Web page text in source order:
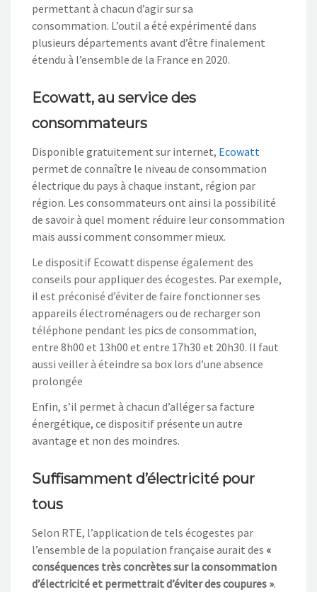
permettant à chacun d’agir sur sa
consommation. L’outil a été expérimenté dans
plusieurs départements avant d’être finalement
étendu à l’ensemble de la France en 2020.
Ecowatt, au service des
consommateurs
Disponible gratuitement sur internet, Ecowatt
permet de connaître le niveau de consommation
électrique du pays à chaque instant, région par
région. Les consommateurs ont ainsi la possibilité
de savoir à quel moment réduire leur consommation
mais aussi comment consommer mieux.
Le dispositif Ecowatt dispense également des
conseils pour appliquer des écogestes. Par exemple,
il est préconisé d’éviter de faire fonctionner ses
appareils électroménagers ou de recharger son
téléphone pendant les pics de consommation,
entre 8h00 et 13h00 et entre 17h30 et 20h30. Il faut
aussi veiller à éteindre sa box lors d’une absence
prolongée
Enfin, s’il permet à chacun d’alléger sa facture
énergétique, ce dispositif présente un autre
avantage et non des moindres.
Suffisamment d’électricité pour
tous
Selon RTE, l’application de tels écogestes par
l’ensemble de la population française aurait des «
conséquences très concrètes sur laconsommation
d’électricité et permettrait d’éviter des coupures ».